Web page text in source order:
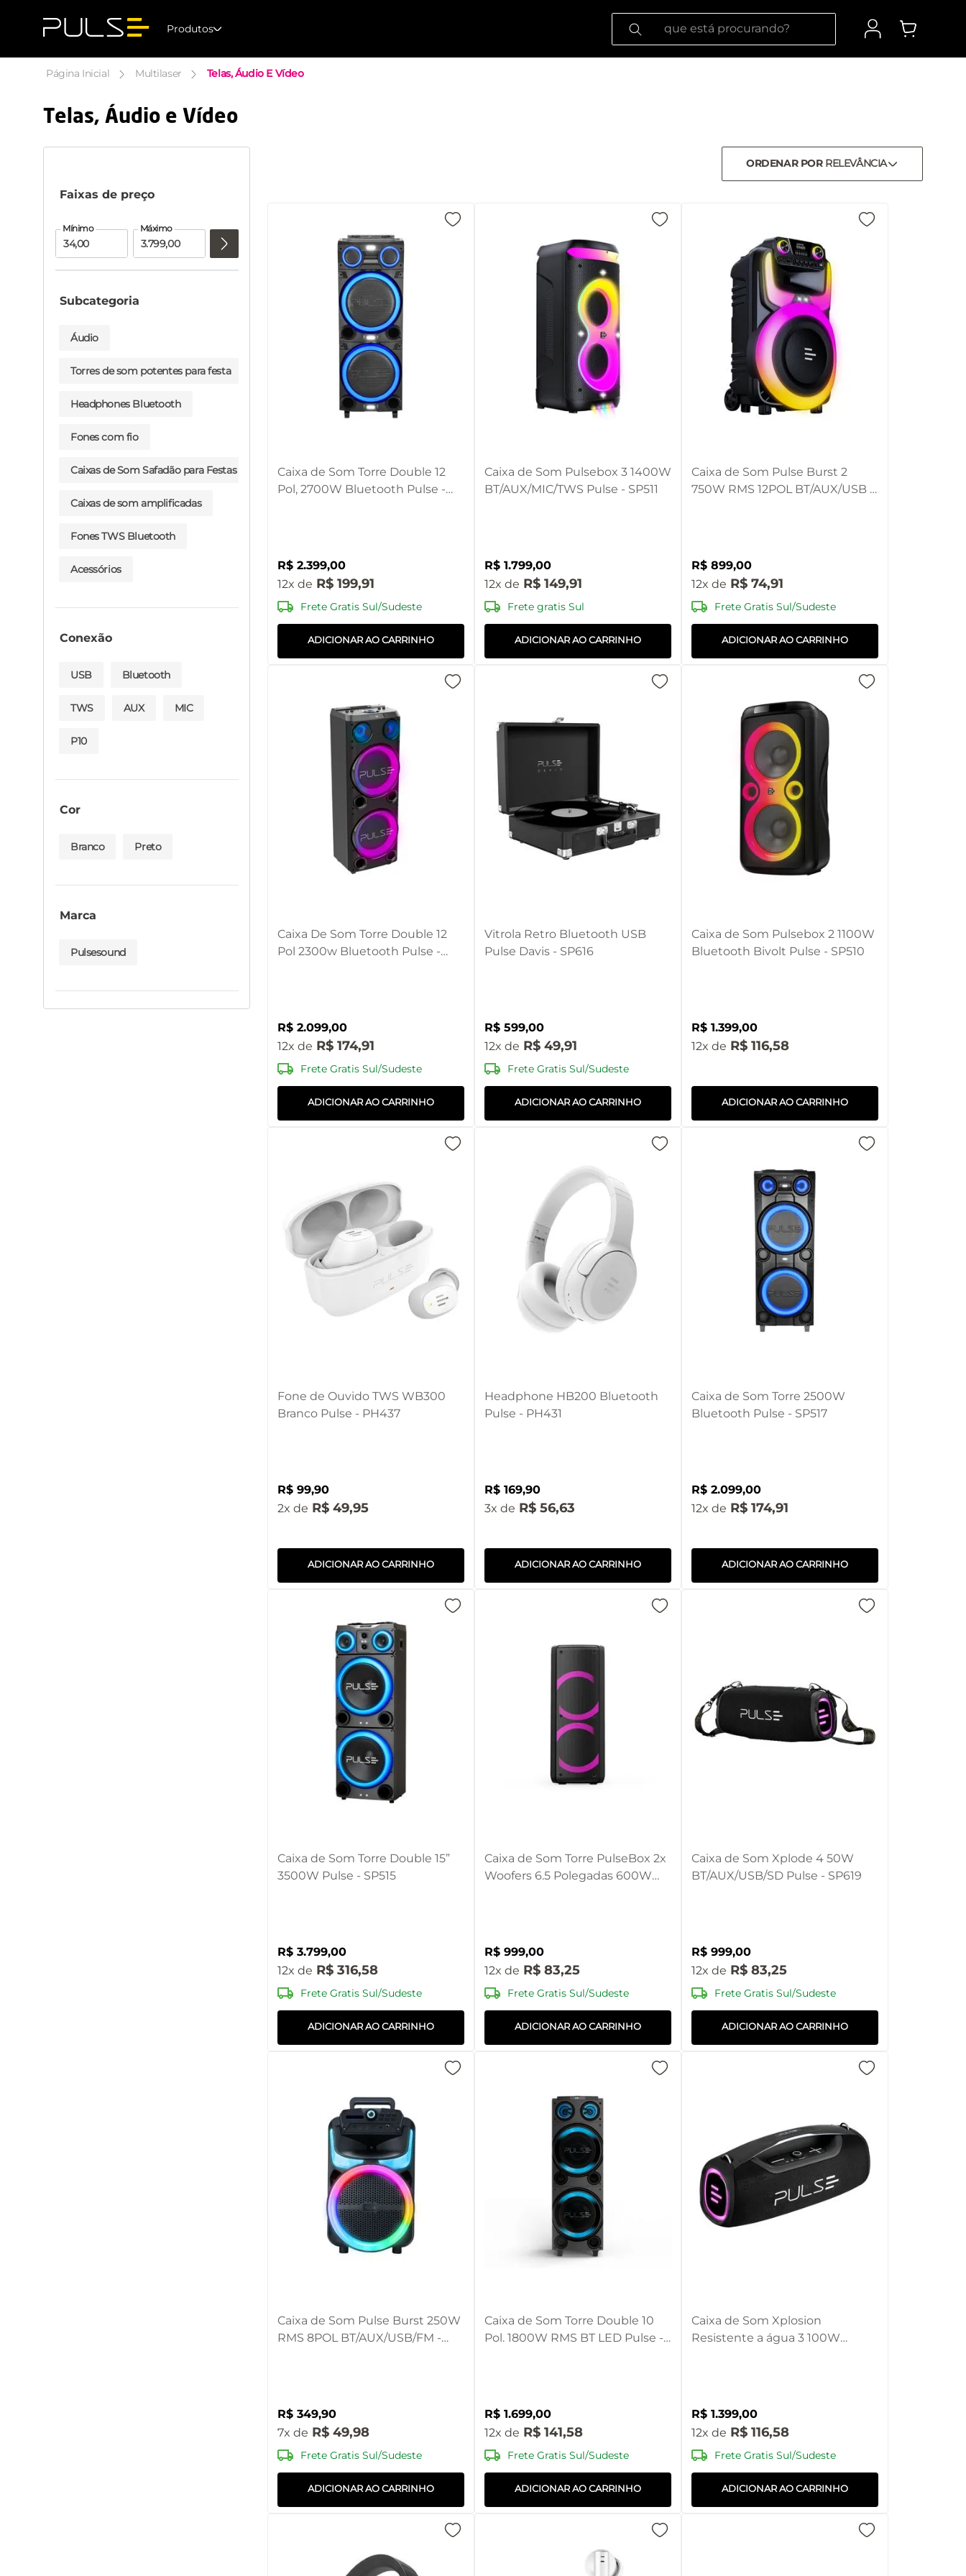
Produtos
O que está procurando?
Multilaser Telas, Áudio E Vídeo
Telas, Áudio e Vídeo
Faixas de preço
Subcategoria
Áudio
Torres de som potentes para festa
Headphones Bluetooth
Fones com fio
Caixas de Som Safadão para Festas
Caixas de som amplificadas
Fones TWS Bluetooth
Acessórios
Conexão
USB Bluetooth
TWS AUX MIC
P10
Cor
Branco Preto
Marca
Pulsesound
ORDENAR POR RELEVÂNCIA
Caixa de Som Torre Double 12
Pol, 2700W Bluetooth Pulse -
R$ 2.399,00
12
R$ 199,91
Frete Gratis Sul/Sudeste
ADICIONAR AO CARRINHO
Caixa de Som Pulsebox 3 1400W
BT/AUX/MIC/TWS Pulse - SP511
R$ 1.799,00
12
R$ 149,91
Frete gratis Sul
ADICIONAR AO CARRINHO
Caixa de Som Pulse Burst 2
750W RMS 12POL BT/AUX/USB -
R$ 899,00
12
R$ 74,91
Frete Gratis Sul/Sudeste
ADICIONAR AO CARRINHO
Caixa De Som Torre Double 12
Pol 2300w Bluetooth Pulse -
R$ 2.099,00
12
R$ 174,91
Frete Gratis Sul/Sudeste
ADICIONAR AO CARRINHO
Vitrola Retro Bluetooth USB
Pulse Davis - SP616
R$ 599,00
12
R$ 49,91
Frete Gratis Sul/Sudeste
ADICIONAR AO CARRINHO
Caixa de Som Pulsebox 2 1100W
Bluetooth Bivolt Pulse - SP510
R$ 1.399,00
12
R$ 116,58
ADICIONAR AO CARRINHO
Fone de Ouvido TWS WB300
Branco Pulse - PH437
R$ 99,90
2
R$ 49,95
ADICIONAR AO CARRINHO
Headphone HB200 Bluetooth
Pulse - PH431
R$ 169,90
3
R$ 56,63
ADICIONAR AO CARRINHO
Caixa de Som Torre 2500W
Bluetooth Pulse - SP517
R$ 2.099,00
12
R$ 174,91
ADICIONAR AO CARRINHO
Caixa de Som Torre Double 15”
3500W Pulse - SP515
R$ 3.799,00
12
R$ 316,58
Frete Gratis Sul/Sudeste
ADICIONAR AO CARRINHO
Caixa de Som Torre PulseBox 2x
Woofers 6.5 Polegadas 600W
R$ 999,00
12
R$ 83,25
Frete Gratis Sul/Sudeste
ADICIONAR AO CARRINHO
Caixa de Som Xplode 4 50W
BT/AUX/USB/SD Pulse - SP619
R$ 999,00
12
R$ 83,25
Frete Gratis Sul/Sudeste
ADICIONAR AO CARRINHO
Caixa de Som Pulse Burst 250W
RMS 8POL BT/AUX/USB/FM -
R$ 349,90
7
R$ 49,98
Frete Gratis Sul/Sudeste
ADICIONAR AO CARRINHO
Caixa de Som Torre Double 10
Pol. 1800W RMS BT LED Pulse -
R$ 1.699,00
12
R$ 141,58
Frete Gratis Sul/Sudeste
ADICIONAR AO CARRINHO
Caixa de Som Xplosion
Resistente a água 3 100W
R$ 1.399,00
12
R$ 116,58
Frete Gratis Sul/Sudeste
ADICIONAR AO CARRINHO